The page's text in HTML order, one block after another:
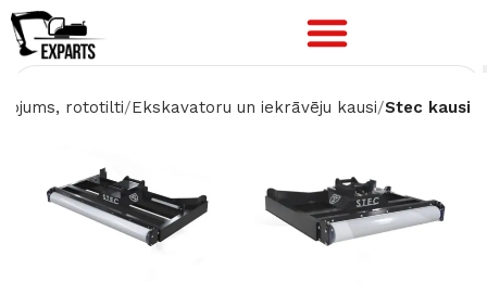
rototilti Ekskavatoru un iekrāvēju kausi Stec kausi